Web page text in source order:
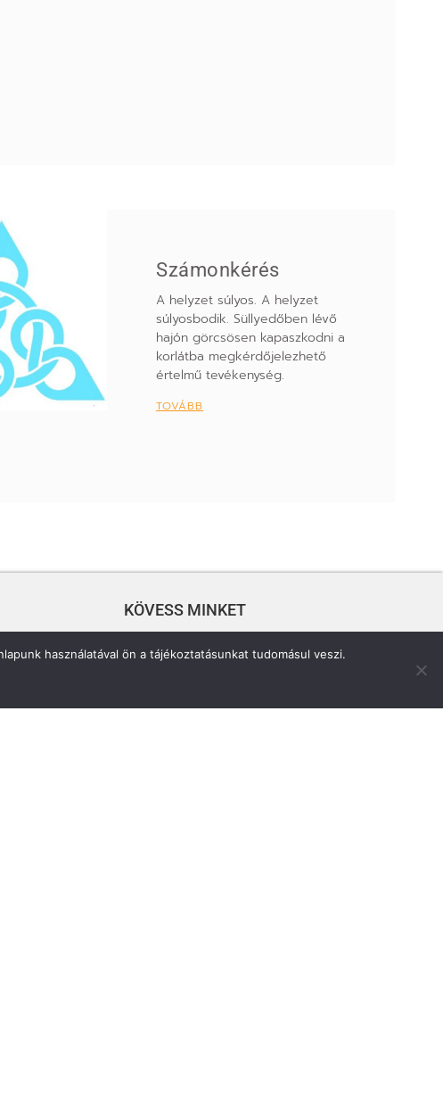
Számonkérés
A helyzet súlyos. A helyzet
súlyosbodik. Süllyedőben lévő
hajón görcsösen kapaszkodni a
korlátba megkérdőjelezhető
értelmű tevékenység.
TOVÁBB
KÖVESS MINKET
használatával ön a tájékoztatásunkat tudomásul veszi.